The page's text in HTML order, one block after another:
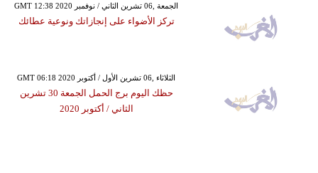
GMT 12:38 2020 الجمعة ,06 تشرين الثاني / نوفمبر
تركز الأضواء على إنجازاتك ونوعية عطائك
GMT 06:18 2020 الثلاثاء ,06 تشرين الأول / أكتوبر
حظك اليوم برج الحمل الجمعة 30 تشرين
الثاني / أكتوبر 2020